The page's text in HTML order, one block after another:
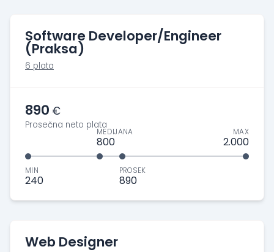
Software Developer/Engineer
(Praksa)
6 plata
890 €
Prosečna neto plata
MIN
240
MEDIJANA
800
PROSEK
890
MAX
2.000
Web Designer